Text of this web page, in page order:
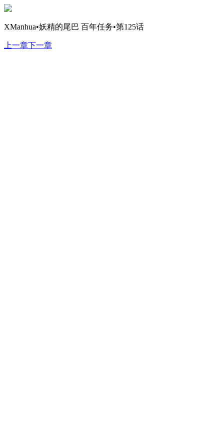
XManhua•妖精的尾巴 百年任务•第125话
上一章下一章